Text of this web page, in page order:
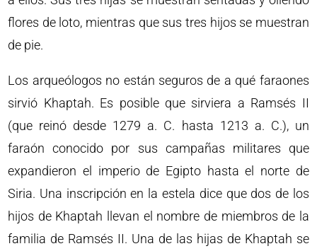
flores de loto, mientras que sus tres hijos se muestran
de pie.
Los arqueólogos no están seguros de a qué faraones
sirvió Khaptah. Es posible que sirviera a Ramsés II
(que reinó desde 1279 a. C. hasta 1213 a. C.), un
faraón conocido por sus campañas militares que
expandieron el imperio de Egipto hasta el norte de
Siria. Una inscripción en la estela dice que dos de los
hijos de Khaptah llevan el nombre de miembros de la
familia de Ramsés II. Una de las hijas de Khaptah se